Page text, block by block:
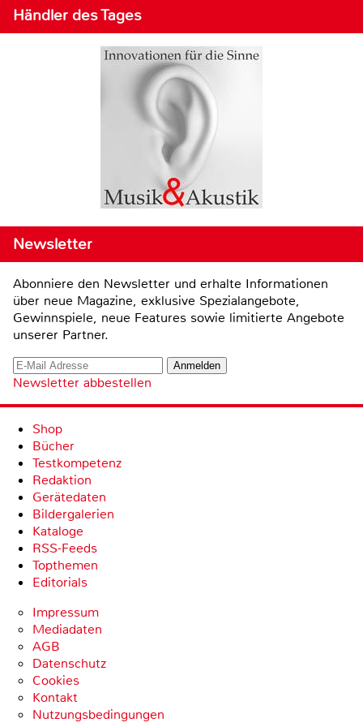
Händler des Tages
Newsletter
Abonniere den Newsletter und erhalte Informationen
über neue Magazine, exklusive Spezialangebote,
Gewinnspiele, neue Features sowie limitierte Angebote
unserer Partner.
Newsletter abbestellen
Shop
Bücher
Testkompetenz
Redaktion
Gerätedaten
Bildergalerien
Kataloge
RSS-Feeds
Topthemen
Editorials
Impressum
Mediadaten
AGB
Datenschutz
Cookies
Kontakt
Nutzungsbedingungen